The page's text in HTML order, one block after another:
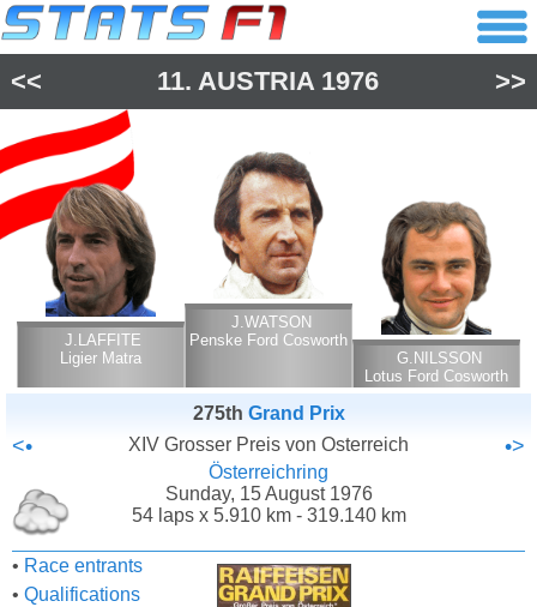
<< 11.AUSTRIA 1976 >>
J.LAFFITE
Ligier Matra
J.WATSON
Penske Ford Cosworth
G.NILSSON
Lotus Ford Cosworth
275th Grand Prix
<• XIV Grosser Preis von Osterreich •>
Österreichring
Sunday, 15 August 1976
54 laps x 5.910 km - 319.140 km
• Race entrants
• Qualifications